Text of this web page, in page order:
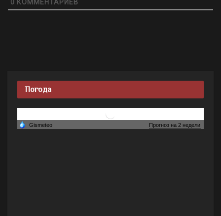
0 КОММЕНТАРИЕВ
Погода